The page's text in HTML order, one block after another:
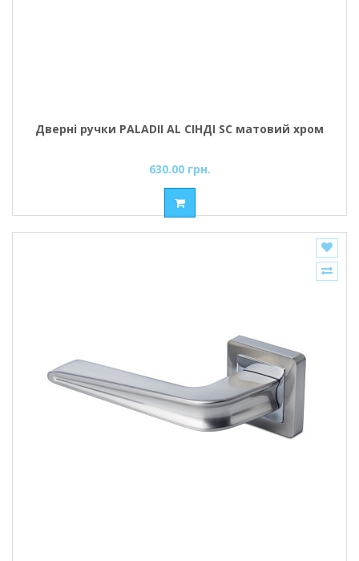
Дверні ручки PALADII AL СІНДІ SC матовий хром
630.00 грн.